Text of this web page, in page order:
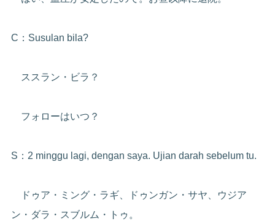
C：Susulan bila?
ススラン・ビラ？
フォローはいつ？
S：2 minggu lagi, dengan saya. Ujian darah sebelum tu.
ドゥア・ミング・ラギ、ドゥンガン・サヤ、ウジア
ン・ダラ・スブルム・トゥ。